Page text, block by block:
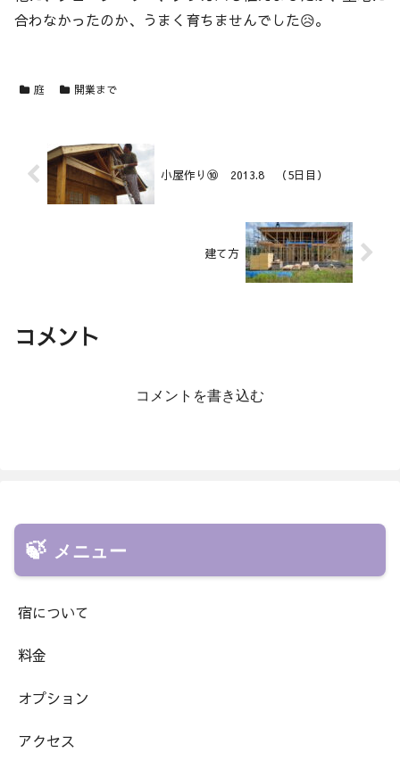
合わなかったのか、うまく育ちませんでした😥。
庭 開業まで
小屋作り⑩ 2013.8 （5日目）
建て方
コメント
コメントを書き込む
メニュー
宿について
料金
オプション
アクセス